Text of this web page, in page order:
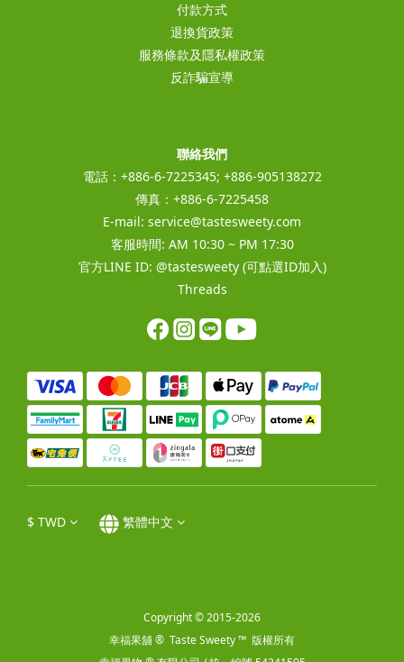
付款方式
退換貨政策
服務條款及隱私權政策
反詐騙宣導
聯絡我們
電話：+886-6-7225345; +886-905138272
傳真：+886-6-7225458
E-mail: service@tastesweety.com
客服時間: AM 10:30 ~ PM 17:30
官方LINE ID: @tastesweety(可點選ID加入)
Threads
$ TWD 繁體中文
Copyright © 2015-2026
幸福果舖 ® Taste Sweety ™ 版權所有